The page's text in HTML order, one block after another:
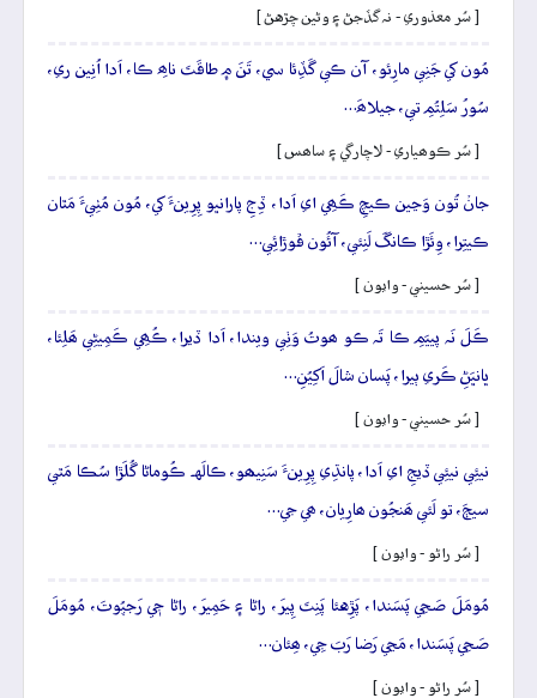
[ سُر معذوري - نہ گڏجڻ ۽ وڻين چڙهڻ ]
مُون کي جَنِي مارِئو، آن ڪي گَڏِئا سي، تَنَ ۾ طاقَتَ ناھِ ڪا، اَدا اُنِين ري،
سُورُ سَلِتُمِ تي، جيلاھَ…
[ سُر ڪوھياري - لاچارگي ۽ ساھس ]
جانۡ تُون وَڃين ڪيچِ ڪَھِي اي اَدا، ڏِجِ پارانڀو پِرِينءَ کي، مُون مُٺِيءَ مَٿان
ڪيتِرا، وِئَڙا ڪانگَ لَنِئي، آئُون ڦوڙائِي…
[ سُر حسيني - وايون ]
ڪَلَ نَہ پييَمِ ڪا تَہ ڪو ھوتُ وَٺِي ويندا، اَدا ڏيرا، ڪُھِي ڪَمِيڻِي ھَلِئا،
ڀانڀَڻِ ڪَري ٻيرا، پَسان شالَ اَکِيُنِ…
[ سُر حسيني - وايون ]
نيئِي نيئِي ڏيجِ اي اَدا، پانڌِي پِرِينءَ سَنِيھو، ڪالَهہ ڪُوماڻا گُلَڙا سُڪا مَٿي
سيڄَ، تو لَئي ھَنجُون ھارِيان، ھي جي…
[ سُر راڻو - وايون ]
مُومَلَ صَحِي پَسَندا، پَڙِهئا پَنِتَ پِيرَ، راڻا ۽ حَمِيرَ، راڻا جٖي رَجپُوتَ، مُومَلَ
صَحِي پَسَندا، مَڃي رَضا رَبَ جِي، ھِئان…
[ سُر راڻو - وايون ]